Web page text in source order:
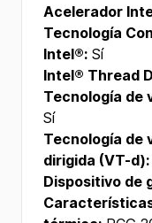
Acelerador
Tecnología
Intel®: Sí
Intel® Thread
Tecnología de
Sí
Tecnología de
dirigida (VT-d):
Dispositivo de